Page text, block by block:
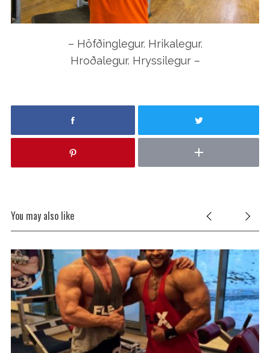
– Höfðinglegur. Hrikalegur.
Hroðalegur. Hryssilegur –
You may also like
c
h